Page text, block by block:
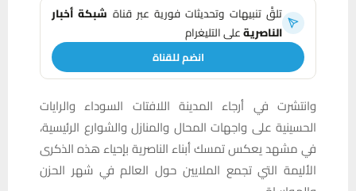
تلقَّ تنبيهات وتحديثات فورية عبر قناة شبكة أخبار
الناصريةعلى التليغرام
انضم للقناة
وانتشرت في أرجاء المدينة اللافتات السوداء والرايات
الحسينية على واجهات المحال والمنازل والشوارع الرئيسية،
في مشهد يعكس تمسك أبناء الناصرية بإحياء هذه الذكرى
الأليمة التي تجمع الملايين حول العالم في شهر الحزن